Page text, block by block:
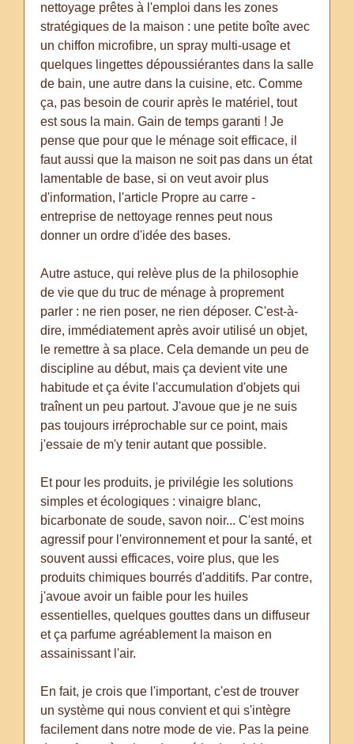
nettoyage prêtes à l'emploi dans les zones
stratégiques de la maison : une petite boîte avec
un chiffon microfibre, un spray multi-usage et
quelques lingettes dépoussiérantes dans la salle
de bain, une autre dans la cuisine, etc. Comme
ça, pas besoin de courir après le matériel, tout
est sous la main. Gain de temps garanti ! Je
pense que pour que le ménage soit efficace, il
faut aussi que la maison ne soit pas dans un état
lamentable de base, si on veut avoir plus
d'information, l'article Propre au carre -
entreprise de nettoyage rennes peut nous
donner un ordre d'idée des bases.
Autre astuce, qui relève plus de la philosophie
de vie que du truc de ménage à proprement
parler : ne rien poser, ne rien déposer. C'est-à-
dire, immédiatement après avoir utilisé un objet,
le remettre à sa place. Cela demande un peu de
discipline au début, mais ça devient vite une
habitude et ça évite l'accumulation d'objets qui
traînent un peu partout. J'avoue que je ne suis
pas toujours irréprochable sur ce point, mais
j'essaie de m'y tenir autant que possible.
Et pour les produits, je privilégie les solutions
simples et écologiques : vinaigre blanc,
bicarbonate de soude, savon noir... C'est moins
agressif pour l'environnement et pour la santé, et
souvent aussi efficaces, voire plus, que les
produits chimiques bourrés d'additifs. Par contre,
j'avoue avoir un faible pour les huiles
essentielles, quelques gouttes dans un diffuseur
et ça parfume agréablement la maison en
assainissant l'air.
En fait, je crois que l'important, c'est de trouver
un système qui nous convient et qui s'intègre
facilement dans notre mode de vie. Pas la peine